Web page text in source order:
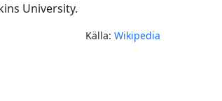
University.
Källa: Wikipedia